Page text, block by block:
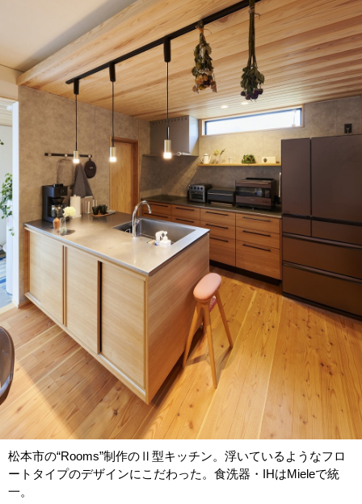
松本市の“Rooms”制作のⅡ型キッチン。浮いているようなフロ
ートタイプのデザインにこだわった。食洗器・IHはMieleで統
一。